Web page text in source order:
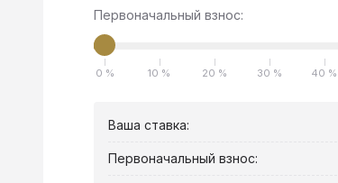
Первоначальный взнос:
0 % 10 % 20 % 30 % 40 %
Ваша ставка:
Первоначальный взнос: